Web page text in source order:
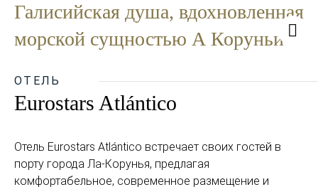
Галисийская душа, вдохновленная
морской сущностью А Коруньи
ОТЕЛЬ
Eurostars Atlántico
Отель Eurostars Atlántico встречает своих гостей в
порту города Ла-Корунья, предлагая
комфортабельное, современное размещение и